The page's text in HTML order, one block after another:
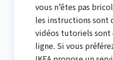
vous n’êtes pas
les instructions sont
vidéos tutoriels sont
ligne. Si vous